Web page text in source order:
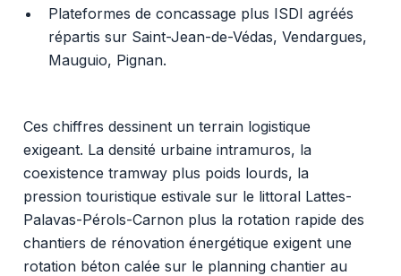
Plateformes de concassage plus ISDI agréés
répartis sur Saint-Jean-de-Védas, Vendargues,
Mauguio, Pignan.
Ces chiffres dessinent un terrain logistique
exigeant. La densité urbaine intramuros, la
coexistence tramway plus poids lourds, la
pression touristique estivale sur le littoral Lattes-
Palavas-Pérols-Carnon plus la rotation rapide des
chantiers de rénovation énergétique exigent une
rotation béton calée sur le planning chantier au